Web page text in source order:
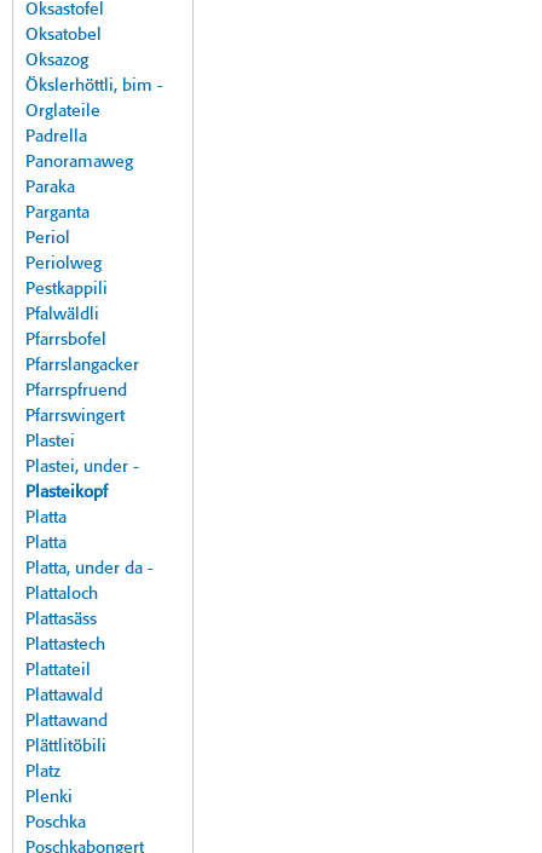
Oksastofel
Oksatobel
Oksazog
Ökslerhöttli, bim -
Orglateile
Padrella
Panoramaweg
Paraka
Parganta
Periol
Periolweg
Pestkappili
Pfalwäldli
Pfarrsbofel
Pfarrslangacker
Pfarrspfruend
Pfarrswingert
Plastei
Plastei, under -
Plasteikopf
Platta
Platta
Platta, under da -
Plattaloch
Plattasäss
Plattastech
Plattateil
Plattawald
Plattawand
Plättlitöbili
Platz
Plenki
Poschka
Poschkabongert